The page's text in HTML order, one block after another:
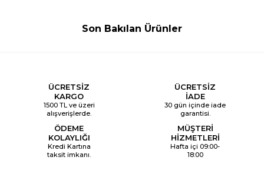
Son Bakılan Ürünler
ÜCRETSİZ
KARGO
1500 TL ve üzeri
alışverişlerde.
ÜCRETSİZ
İADE
30 gün içinde iade
garantisi.
ÖDEME
KOLAYLIĞI
Kredi Kartına
taksit imkanı.
MÜŞTERİ
HİZMETLERİ
Hafta içi 09:00-
18:00